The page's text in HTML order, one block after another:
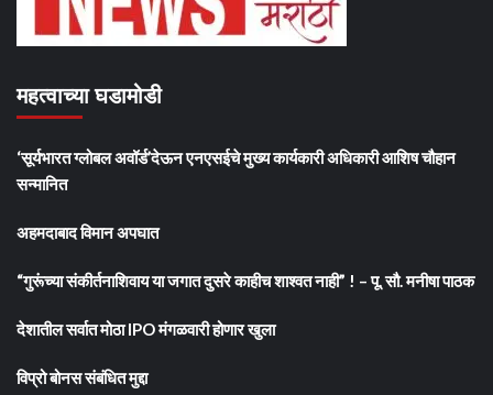
महत्वाच्या घडामोडी
‘सूर्यभारत ग्लोबल अवॉर्ड’देऊन एनएसईचे मुख्य कार्यकारी अधिकारी आशिष चौहान
सन्मानित
अहमदाबाद विमान अपघात
“गुरूंच्या संकीर्तनाशिवाय या जगात दुसरे काहीच शाश्वत नाही” ! – पू. सौ. मनीषा पाठक
देशातील सर्वात मोठा IPO मंगळवारी होणार खुला
विप्रो बोनस संबंधित मुद्दा